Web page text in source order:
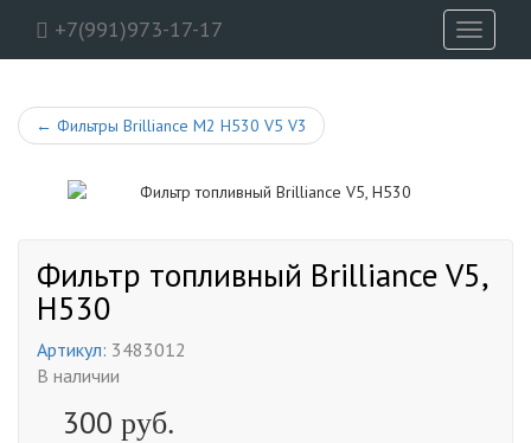
+7(991)973-17-17
Toggle
← Фильтры Brilliance M2 H530 V5 V3
Фильтр топливный Brilliance V5,
H530
Артикул: 3483012
В наличии
300 руб.